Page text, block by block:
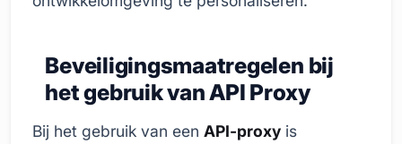
Beveiligingsmaatregelen bij
het gebruik van API Proxy
Bij het gebruik van een API-proxy is